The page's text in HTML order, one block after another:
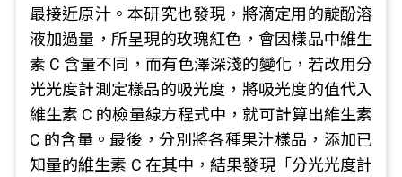
最接近原汁。本研究也發現，將滴定用的靛酚溶
液加過量，所呈現的玫瑰紅色，會因樣品中維生
素 C 含量不同，而有色澤深淺的變化，若改用分
光光度計測定樣品的吸光度，將吸光度的值代入
維生素 C 的檢量線方程式中，就可計算出維生素
C 的含量。最後，分別將各種果汁樣品，添加已
知量的維生素 C 在其中，結果發現「分光光度計